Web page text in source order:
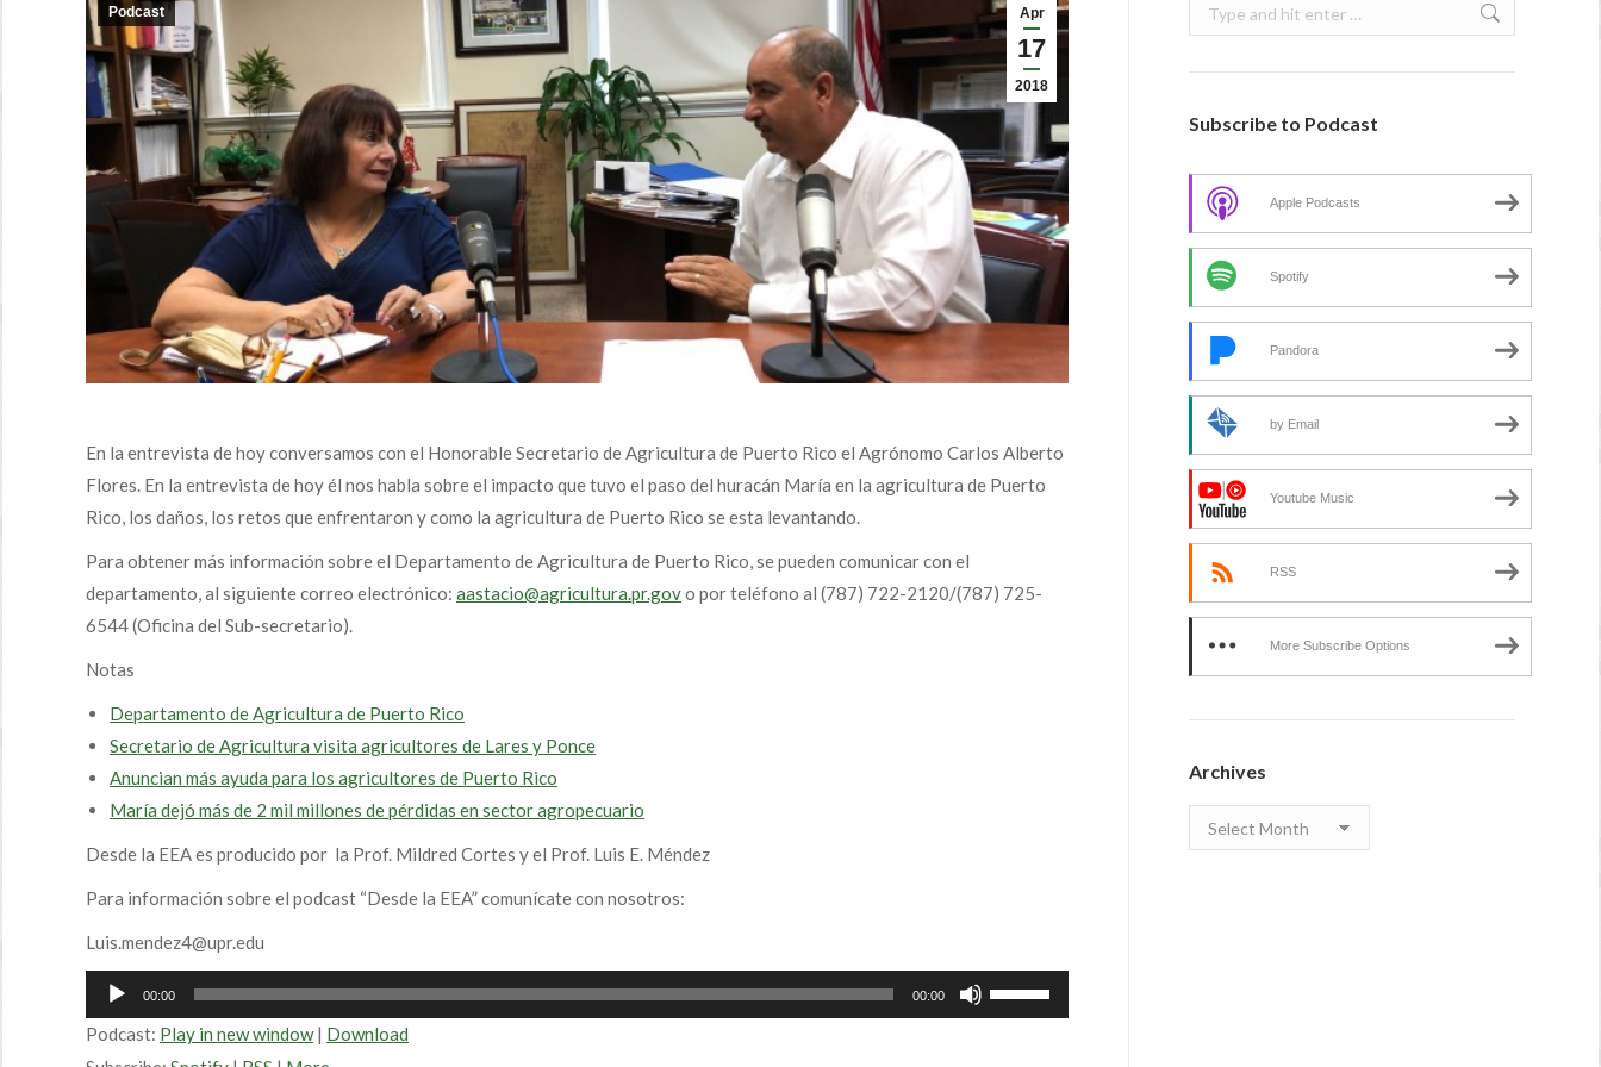
Apr
17
2018
Podcast
En la entrevista de hoy conversamos con el Honorable Secretario de Agricultura de Puerto Rico el Agrónomo Carlos Alberto
Flores. En la entrevista de hoy él nos habla sobre el impacto que tuvo el paso del huracán María en la agricultura de Puerto
Rico, los daños, los retos que enfrentaron y como la agricultura de Puerto Rico se esta levantando.
Para obtener más información sobre el Departamento de Agricultura de Puerto Rico, se pueden comunicar con el
departamento, al siguiente correo electrónico: aastacio@agricultura.pr.govo por teléfono al (787) 722-2120/(787) 725-
6544 (Oficina del Sub-secretario).
Notas
Departamento de Agricultura de Puerto Rico
Secretario de Agricultura visita agricultores de Lares y Ponce
Anuncian más ayuda para los agricultores de Puerto Rico
María dejó más de 2 mil millones de pérdidas en sector agropecuario
Desde la EEA es producido por la Prof. Mildred Cortes y el Prof. Luis E. Méndez
Para información sobre el podcast “Desde la EEA” comunícate con nosotros:
Luis.mendez4@upr.edu
Audio
Player
00:00 00:00
Use
Up/Down
Podcast: Play in new window| Download
Search:
Subscribe to Podcast
Apple Podcasts
Spotify
Pandora
by Email
Youtube Music
RSS
More Subscribe Options
Archives
Archives